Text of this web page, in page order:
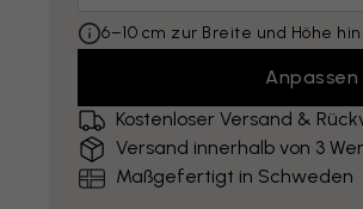
6–10 cm zur Breite und Höhe
Kostenloser Versand &
Versand innerhalb von 3
Maßgefertigt in Schweden